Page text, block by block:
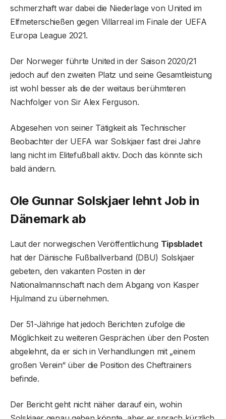
schmerzhaft war dabei die Niederlage von United im
Elfmeterschießen gegen Villarreal im Finale der UEFA
Europa League 2021.
Der Norweger führte United in der Saison 2020/21
jedoch auf den zweiten Platz und seine Gesamtleistung
ist wohl besser als die der weitaus berühmteren
Nachfolger von Sir Alex Ferguson.
Abgesehen von seiner Tätigkeit als Technischer
Beobachter der UEFA war Solskjaer fast drei Jahre
lang nicht im Elitefußball aktiv. Doch das könnte sich
bald ändern.
Ole Gunnar Solskjaer lehnt Job in
Dänemark ab
Laut der norwegischen Veröffentlichung Tipsbladet
hat der Dänische Fußballverband (DBU) Solskjaer
gebeten, den vakanten Posten in der
Nationalmannschaft nach dem Abgang von Kasper
Hjulmand zu übernehmen.
Der 51-Jährige hat jedoch Berichten zufolge die
Möglichkeit zu weiteren Gesprächen über den Posten
abgelehnt, da er sich in Verhandlungen mit „einem
großen Verein“ über die Position des Cheftrainers
befinde.
Der Bericht geht nicht näher darauf ein, wohin